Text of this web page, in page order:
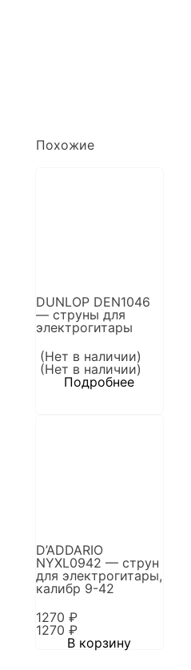
Похожие
DUNLOP DEN1046
— струны для
электрогитары
(Нет в наличии)
(Нет в наличии)
Подробнее
D’ADDARIO
NYXL0942 — струн
для электрогитары,
калибр 9-42
1270 ₽
1270 ₽
В корзину